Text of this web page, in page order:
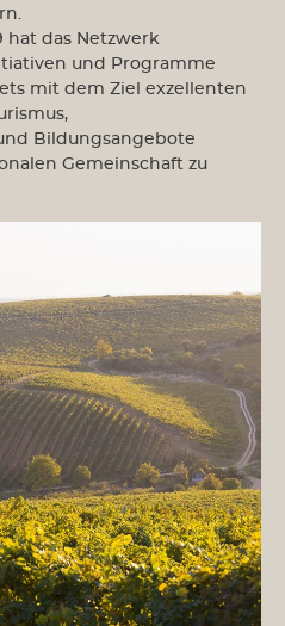
hat das Netzwerk
und Programme
mit dem Ziel exzellenten
Bildungsangebote
Gemeinschaft zu